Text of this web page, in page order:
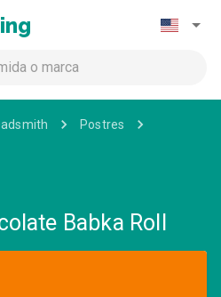
Postres
Babka Roll